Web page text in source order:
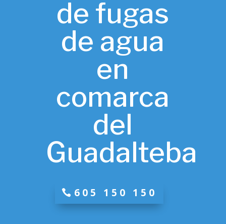
de fugas
de agua
en
comarca
del
Guadalteba
605 150 150